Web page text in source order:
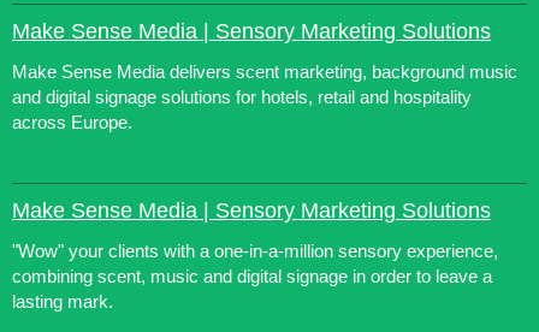
Make Sense Media | Sensory Marketing Solutions
Make Sense Media delivers scent marketing, background music
and digital signage solutions for hotels, retail and hospitality
across Europe.
Make Sense Media | Sensory Marketing Solutions
"Wow" your clients with a one-in-a-million sensory experience,
combining scent, music and digital signage in order to leave a
lasting mark.